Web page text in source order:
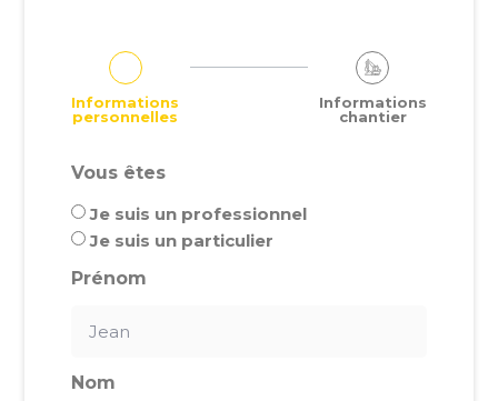
Informations
personnelles
Informations
chantier
Vous êtes
Je suis un professionnel
Je suis un particulier
Prénom
Nom